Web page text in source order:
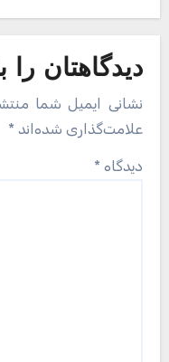
دیدگاهتان را
نشانی ایمیل شما
علامت‌گذاری شده‌اند *
دیدگاه *